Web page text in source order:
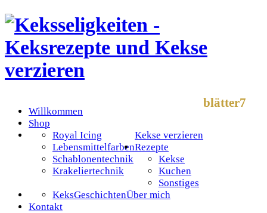
Willkommen
Shop
Kekse verzieren
Royal Icing
Lebensmittelfarben
Schablonentechnik
Krakeliertechnik
Rezepte
Kekse
Kuchen
Sonstiges
Über mich
KeksGeschichten
Kontakt
blätter7